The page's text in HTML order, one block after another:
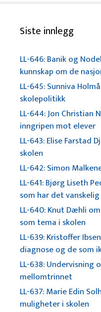
Siste innlegg
LL-646: Banik og
kunnskap om de
LL-645: Sunniva
skolepolitikk
LL-644: Jon
inngripen mot elever
LL-643: Elise Farstad
skolen
LL-642: Simon
LL-641: Bjørg Liseth
som har det vanskelig
LL-640: Knut Dæhli
som tema i skolen
LL-639: Kristoffer
diagnose og de som
LL-638: Undervisning
mellomtrinnet
LL-637: Marie Edin
muligheter i skolen